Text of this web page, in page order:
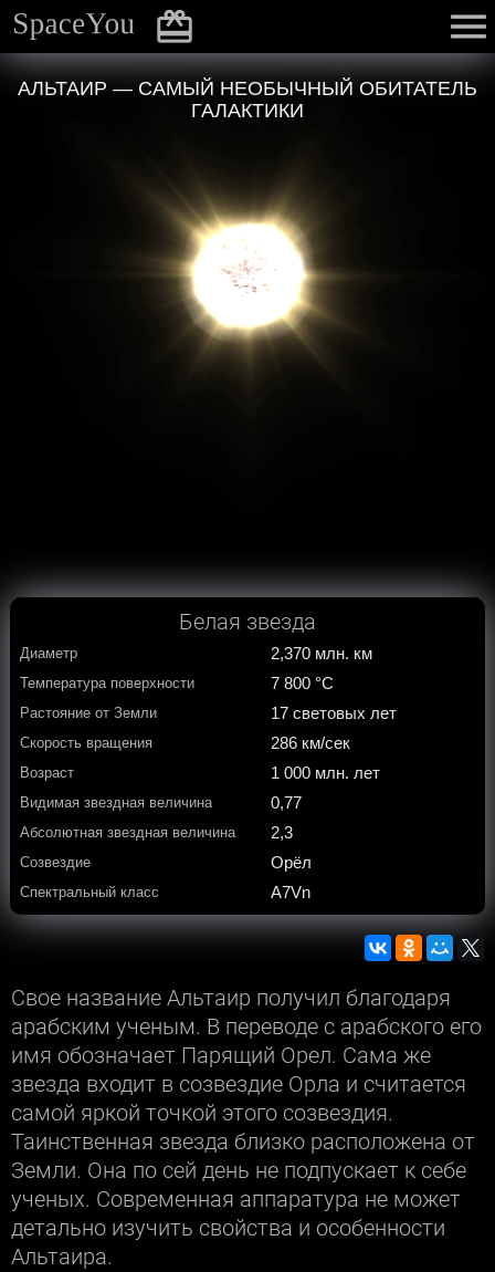
АЛЬТАИР — САМЫЙ НЕОБЫЧНЫЙ ОБИТАТЕЛЬ
ГАЛАКТИКИ
Белая звезда
Диаметр 2,370 млн. км
Температура поверхности 7 800 °С
Растояние от Земли 17 световых лет
Скорость вращения 286 км/сек
Возраст 1 000 млн. лет
Видимая звездная величина 0,77
Абсолютная звездная величина 2,3
Созвездие Орёл
Спектральный класс A7Vn
Свое название Альтаир получил благодаря
арабским ученым. В переводе с арабского его
имя обозначает Парящий Орел. Сама же
звезда входит в созвездие Орла и считается
самой яркой точкой этого созвездия.
Таинственная звезда близко расположена от
Земли. Она по сей день не подпускает к себе
ученых. Современная аппаратура не может
детально изучить свойства и особенности
Альтаира.